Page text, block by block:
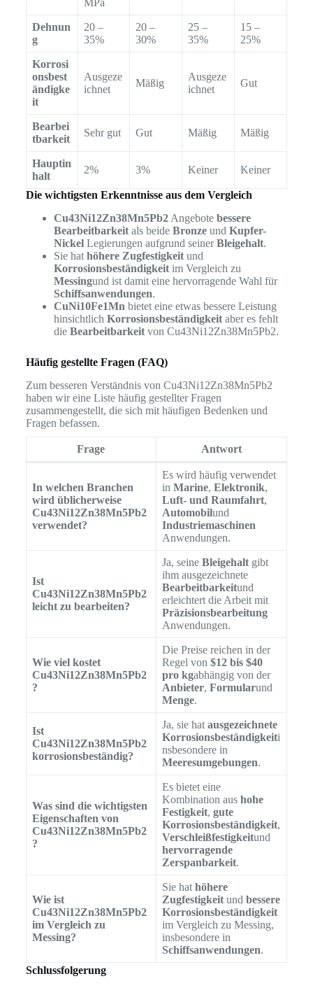
MPa
Dehnun
g
20 –
35%
20 –
30%
25 –
35%
15 –
25%
Korrosi
onsbest
ändigke
it
Ausgeze
ichnet
Mäßig
Ausgeze
ichnet
Gut
Bearbei
tbarkeit
Sehr gut Gut Mäßig Mäßig
Hauptin
halt
2% 3% Keiner Keiner
Die wichtigsten Erkenntnisse aus dem Vergleich
Cu43Ni12Zn38Mn5Pb2Angebote bessere
Bearbeitbarkeitals beide Bronzeund Kupfer-
NickelLegierungen aufgrund seinerBleigehalt.
Sie hat höhere Zugfestigkeitund
Korrosionsbeständigkeitim Vergleich zu
Messingund ist damit eine hervorragende Wahl für
Schiffsanwendungen.
CuNi10Fe1Mn bietet eine etwas bessere Leistung
hinsichtlich Korrosionsbeständigkeitaber es fehlt
die Bearbeitbarkeitvon Cu43Ni12Zn38Mn5Pb2.
Häufig gestellte Fragen (FAQ)
Zum besseren Verständnis von Cu43Ni12Zn38Mn5Pb2
haben wir eine Liste häufig gestellter Fragen
zusammengestellt, die sich mit häufigen Bedenken und
Fragen befassen.
Frage Antwort
In welchen Branchen
wird üblicherweise
Cu43Ni12Zn38Mn5Pb2
verwendet?
Es wird häufig verwendet
in Marine, Elektronik,
Luft- und Raumfahrt,
Automobilund
Industriemaschinen
Anwendungen.
Ist
Cu43Ni12Zn38Mn5Pb2
leicht zu bearbeiten?
Ja, seine Bleigehaltgibt
ihm ausgezeichnete
Bearbeitbarkeitund
erleichtert die Arbeit mit
Präzisionsbearbeitung
Anwendungen.
Wie viel kostet
Cu43Ni12Zn38Mn5Pb2
?
Die Preise reichen in der
Regel von $12 bis $40
pro kgabhängig von der
Anbieter, Formularund
Menge.
Ist
Cu43Ni12Zn38Mn5Pb2
korrosionsbeständig?
Ja, sie hat ausgezeichnete
Korrosionsbeständigkeiti
nsbesondere in
Meeresumgebungen.
Was sind die wichtigsten
Eigenschaften von
Cu43Ni12Zn38Mn5Pb2
?
Es bietet eine
Kombination aus hohe
Festigkeit, gute
Korrosionsbeständigkeit,
Verschleißfestigkeitund
hervorragende
Zerspanbarkeit.
Wie ist
Cu43Ni12Zn38Mn5Pb2
im Vergleich zu
Messing?
Sie hat höhere
Zugfestigkeitund bessere
Korrosionsbeständigkeit
im Vergleich zu Messing,
insbesondere in
Schiffsanwendungen.
Schlussfolgerung